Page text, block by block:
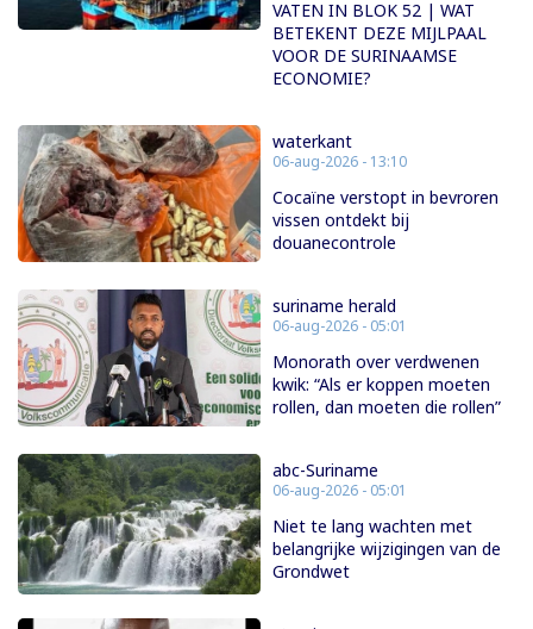
VATEN IN BLOK 52 | WAT
BETEKENT DEZE MIJLPAAL
VOOR DE SURINAAMSE
ECONOMIE?
waterkant
06-aug-2026 - 13:10
Cocaïne verstopt in bevroren
vissen ontdekt bij
douanecontrole
suriname herald
06-aug-2026 - 05:01
Monorath over verdwenen
kwik: “Als er koppen moeten
rollen, dan moeten die rollen”
abc-Suriname
06-aug-2026 - 05:01
Niet te lang wachten met
belangrijke wijzigingen van de
Grondwet